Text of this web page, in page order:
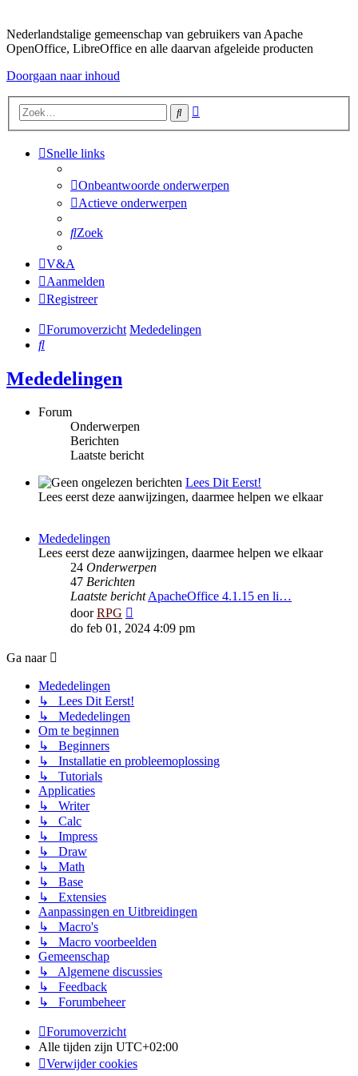
Nederlandstalige gemeenschap van gebruikers van Apache
OpenOffice, LibreOffice en alle daarvan afgeleide producten
Doorgaan naar inhoud
Zoek
Snelle links
Onbeantwoorde onderwerpen
Actieve onderwerpen
Zoek
V&A
Aanmelden
Registreer
Forumoverzicht Mededelingen
Zoek
Mededelingen
Forum
Onderwerpen
Berichten
Laatste bericht
Lees Dit Eerst!
Lees eerst deze aanwijzingen, daarmee helpen we elkaar
Mededelingen
Lees eerst deze aanwijzingen, daarmee helpen we elkaar
24 Onderwerpen
47 Berichten
Laatste berichtApacheOffice 4.1.15 en li…
doorRPG
laatste
do feb 01, 2024 4:09 pm
Ga naar
Mededelingen
↳ Lees Dit Eerst!
↳ Mededelingen
Om te beginnen
↳ Beginners
↳ Installatie en probleemoplossing
↳ Tutorials
Applicaties
↳ Writer
↳ Calc
↳ Impress
↳ Draw
↳ Math
↳ Base
↳ Extensies
Aanpassingen en Uitbreidingen
↳ Macro's
↳ Macro voorbeelden
Gemeenschap
↳ Algemene discussies
↳ Feedback
↳ Forumbeheer
Forumoverzicht
Alle tijden zijn UTC+02:00
Verwijder cookies